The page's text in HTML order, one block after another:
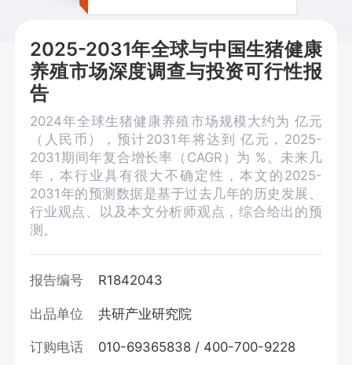
2025-2031年全球与中国生猪健康
养殖市场深度调查与投资可行性报
告
2024年全球生猪健康养殖市场规模大约为 亿元
（人民币），预计2031年将达到 亿元，2025-
2031期间年复合增长率（CAGR）为 %。未来几
年，本行业具有很大不确定性，本文的2025-
2031年的预测数据是基于过去几年的历史发展、
行业观点、以及本文分析师观点，综合给出的预
测。
报告编号 R1842043
出品单位 共研产业研究院
订购电话 010-69365838 / 400-700-9228